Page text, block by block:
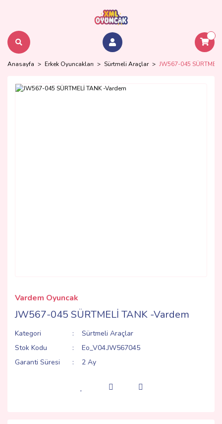
Anasayfa Erkek Oyuncakları Sürtmeli Araçlar JW567-045
Vardem Oyuncak
JW567-045 SÜRTMELİ TANK -Vardem
Kategori
Sürtmeli Araçlar
Stok Kodu
Eo_V04.JW567045
Garanti Süresi
2 Ay